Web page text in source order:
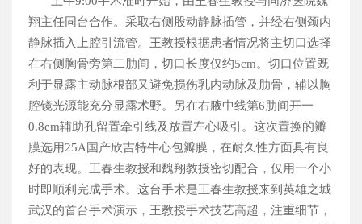
翔主任同台合作。采取右侧股动静脉插管，并经右侧颈内
静脉插入上腔引流管。王教授根据患者情况将主切口选择
在右侧胸骨旁第二肋间，切口长度仅约5cm。切口位置既
利于显露主动脉根部又避免损伤乳内动脉及肋骨，辅以胸
腔镜光源能充分显露术野。另在右腋中线第6肋间开一
0.8cm辅助孔留置牵引线及放置左心吸引。这次置换的瓣
膜选用25A国产欣吉特牛心包瓣膜，在耐久性方面具有良
好的表现。王春生教授和魏翔教授密切配合，仅用一个小
时即顺利完成手术。这台手术是王春生教授来到英雄之城
武汉的首台手术演示，王教授手术技艺高超，注重细节，